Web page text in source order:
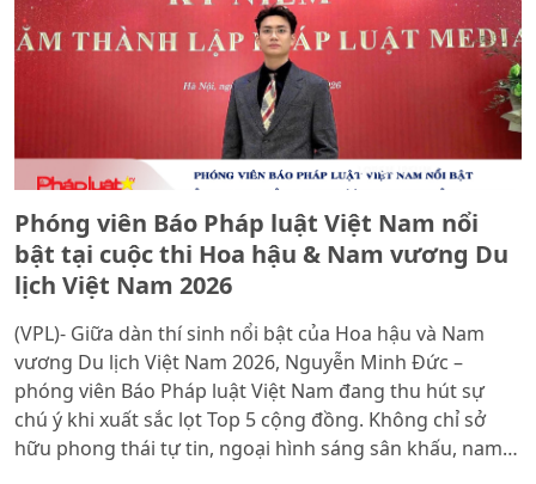
Phóng viên Báo Pháp luật Việt Nam nổi
bật tại cuộc thi Hoa hậu & Nam vương Du
lịch Việt Nam 2026
(VPL)- Giữa dàn thí sinh nổi bật của Hoa hậu và Nam
vương Du lịch Việt Nam 2026, Nguyễn Minh Đức –
phóng viên Báo Pháp luật Việt Nam đang thu hút sự
chú ý khi xuất sắc lọt Top 5 cộng đồng. Không chỉ sở
hữu phong thái tự tin, ngoại hình sáng sân khấu, nam